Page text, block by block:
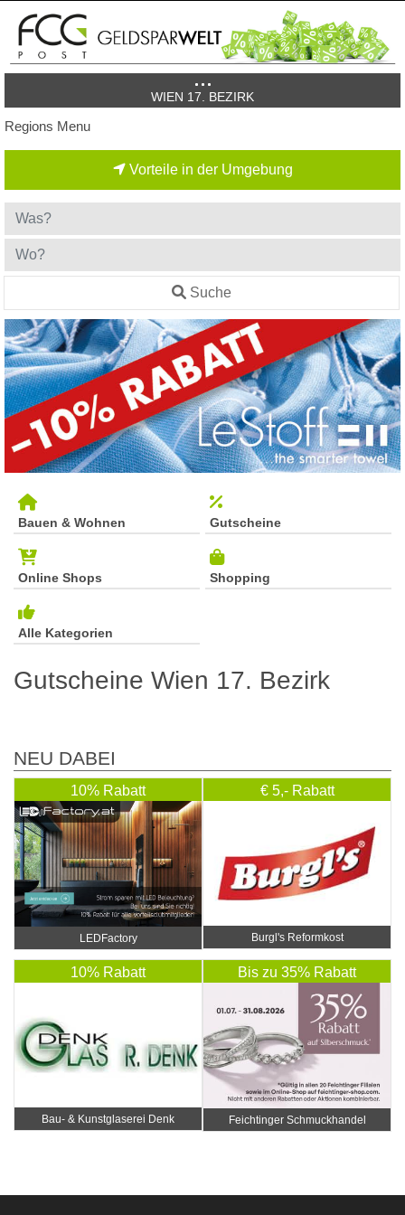
WIEN 17. BEZIRK
Regions Menu
Vorteile in der Umgebung
Suche
Bauen & Wohnen Gutscheine
Online Shops Shopping
Alle Kategorien
Gutscheine Wien 17. Bezirk
NEU DABEI
10% Rabatt
LEDFactory
€ 5,- Rabatt
Burgl's Reformkost
10% Rabatt
Bau- & Kunstglaserei Denk
Bis zu 35% Rabatt
Feichtinger Schmuckhandel
Zentrale